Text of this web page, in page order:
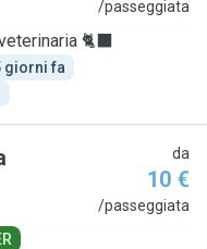
/passeggiata
🐈‍⬛
giorni fa
da
10 €
/passeggiata